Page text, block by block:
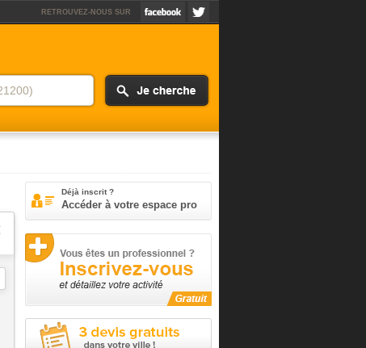
RETROUVEZ-NOUS SUR
Déjà inscrit ?
Accéder à votre espace pro